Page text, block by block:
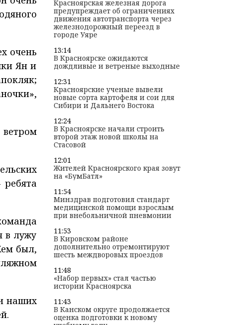
очень
Ян и
в лужу
был,
наших
Красноярская железная дорога
предупреждает об ограничениях
движения автотранспорта через
железнодорожный переезд в
городе Уяре
13:14
В Красноярске ожидаются
дождливые и ветреные выходные
12:31
Красноярские ученые вывели
новые сорта картофеля и сои для
Сибири и Дальнего Востока
12:24
В Красноярске начали строить
второй этаж новой школы на
Стасовой
12:01
Жителей Красноярского края зовут
на «БумБатл»
11:54
Минздрав подготовил стандарт
медицинской помощи взрослым
при внебольничной пневмонии
11:53
В Кировском районе
дополнительно отремонтируют
шесть междворовых проездов
11:48
«Набор первых» стал частью
истории Красноярска
11:43
В Канском округе продолжается
оценка подготовки к новому